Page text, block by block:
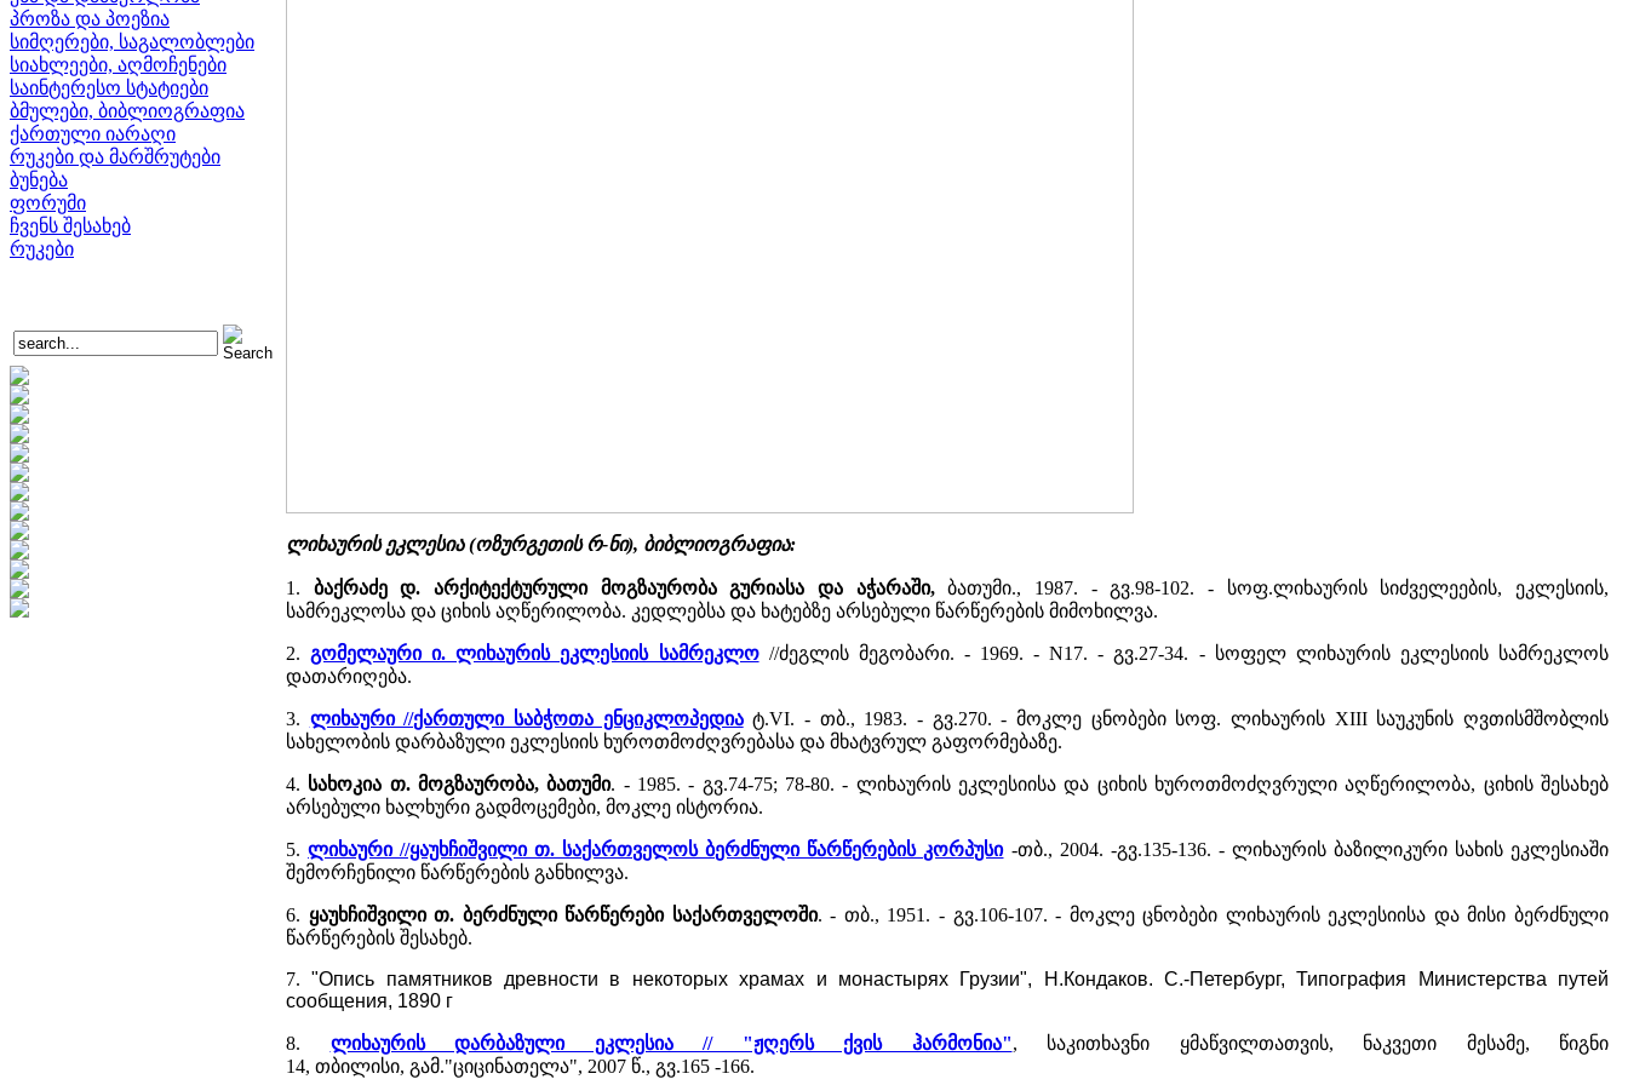
პროზა და პოეზია
სიმღერები, საგალობლები
სიახლეები, აღმოჩენები
საინტერესო სტატიები
ბმულები, ბიბლიოგრაფია
ქართული იარაღი
რუკები და მარშრუტები
ბუნება
ფორუმი
ჩვენს შესახებ
რუკები
ლიხაურის ეკლესია (ოზურგეთის რ-ნი), ბიბლიოგრაფია:
1. ბაქრაძე დ. არქიტექტურული მოგზაურობა გურიასა და აჭარაში,ბათუმი., 1987. - გვ.98-102. - სოფ.ლიხაურის სიძველეების, ეკლესიის,
სამრეკლოსა და ციხის აღწერილობა. კედლებსა და ხატებზე არსებული წარწერების მიმოხილვა.
2.გომელაური ი. ლიხაურის ეკლესიის სამრეკლო//ძეგლის მეგობარი. - 1969. - N17. - გვ.27-34. - სოფელ ლიხაურის ეკლესიის სამრეკლოს
დათარიღება.
3. ლიხაური //ქართული საბჭოთა ენციკლოპედიატ.VI. - თბ., 1983. - გვ.270. - მოკლე ცნობები სოფ. ლიხაურის XIII საუკუნის ღვთისმშობლის
სახელობის დარბაზული ეკლესიის ხუროთმოძღვრებასა და მხატვრულ გაფორმებაზე.
4. სახოკია თ. მოგზაურობა, ბათუმი. - 1985. - გვ.74-75; 78-80. - ლიხაურის ეკლესიისა და ციხის ხუროთმოძღვრული აღწერილობა, ციხის შესახებ
არსებული ხალხური გადმოცემები, მოკლე ისტორია.
5.ლიხაური //ყაუხჩიშვილი თ. საქართველოს ბერძნული წარწერების კორპუსი-თბ., 2004. -გვ.135-136. - ლიხაურის ბაზილიკური სახის ეკლესიაში
შემორჩენილი წარწერების განხილვა.
6. ყაუხჩიშვილი თ. ბერძნული წარწერები საქართველოში. - თბ., 1951. - გვ.106-107. - მოკლე ცნობები ლიხაურის ეკლესიისა და მისი ბერძნული
წარწერების შესახებ.
7."Опись памятников древности в некоторых храмах и монастырях Грузии", Н.Кондаков. С.-Петербург, Типография Министерства путей
сообщения, 1890 г
8. ლიხაურის დარბაზული ეკლესია // "ჟღერს ქვის ჰარმონია", საკითხავნი ყმაწვილთათვის, ნაკვეთი მესამე, წიგნი
14, თბილისი, გამ."ციცინათელა", 2007 წ., გვ.165 -166.